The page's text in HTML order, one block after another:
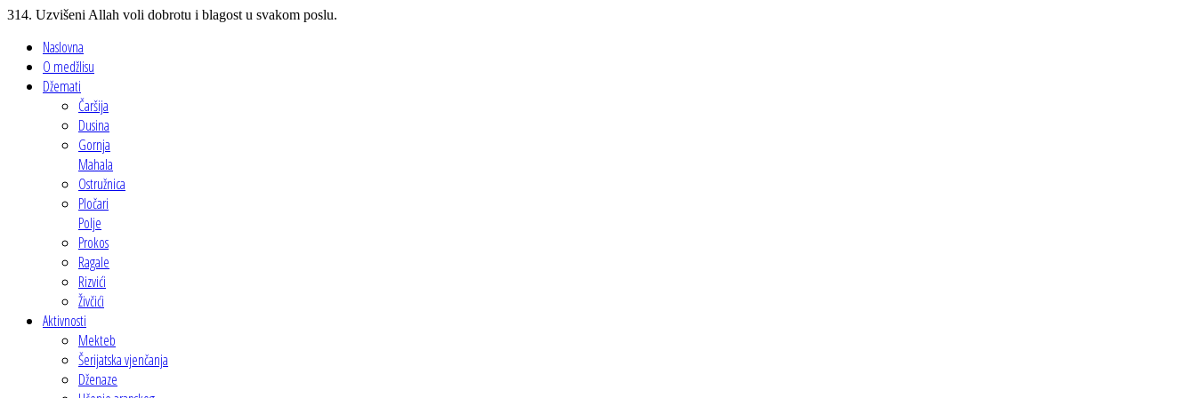
314. Uzvišeni Allah voli dobrotu i blagost u svakom poslu.
Naslovna
O medžlisu
Džemati
Čaršija
Dusina
Gornja
Mahala
Ostružnica
Pločari
Polje
Prokos
Ragale
Rizvići
Živčići
Aktivnosti
Mekteb
Šerijatska vjenčanja
Dženaze